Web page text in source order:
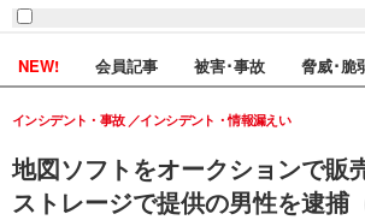
NEW! 会員記事 被害･事故 脅威･脆
地図ソフトをオークションで販
ストレージで提供の男性を逮捕
インシデント・事故 インシデント・情報漏えい